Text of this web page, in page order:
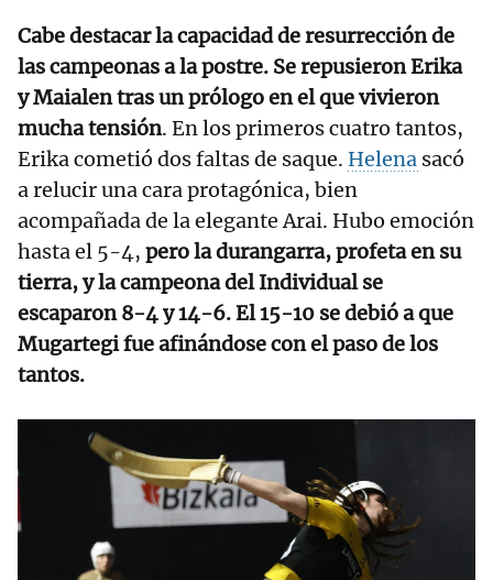
Cabe destacar la capacidad de resurrección de
las campeonas a la postre. Se repusieron Erika
y Maialen tras un prólogo en el que vivieron
mucha tensión. En los primeros cuatro tantos,
Erika cometió dos faltas de saque. Helena sacó
a relucir una cara protagónica, bien
acompañada de la elegante Arai. Hubo emoción
hasta el 5-4, pero la durangarra, profeta en su
tierra, y la campeona del Individual se
escaparon 8-4 y 14-6. El 15-10 se debió a que
Mugartegi fue afinándose con el paso de los
tantos.